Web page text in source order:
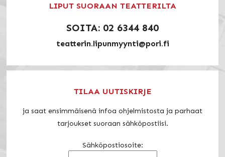
LIPUT SUORAAN TEATTERILTA
SOITA: 02 6344 840
teatterin.lipunmyynti@pori.fi
TILAA UUTISKIRJE
ja saat ensimmäisenä infoa ohjelmistosta ja parhaat
tarjoukset suoraan sähköpostiisi.
Sähköpostiosoite: